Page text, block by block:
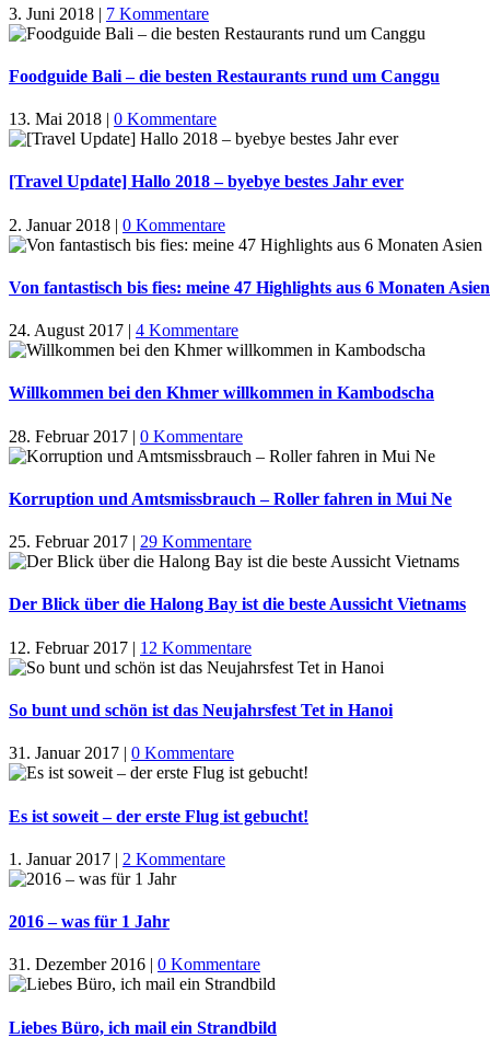
3. Juni 2018 | 7 Kommentare
Foodguide Bali – die besten Restaurants rund um Canggu
13. Mai 2018 | 0 Kommentare
[Travel Update] Hallo 2018 – byebye bestes Jahr ever
2. Januar 2018 | 0 Kommentare
Von fantastisch bis fies: meine 47 Highlights aus 6 Monaten Asien
24. August 2017 | 4 Kommentare
Willkommen bei den Khmer willkommen in Kambodscha
28. Februar 2017 | 0 Kommentare
Korruption und Amtsmissbrauch – Roller fahren in Mui Ne
25. Februar 2017 | 29 Kommentare
Der Blick über die Halong Bay ist die beste Aussicht Vietnams
12. Februar 2017 | 12 Kommentare
So bunt und schön ist das Neujahrsfest Tet in Hanoi
31. Januar 2017 | 0 Kommentare
Es ist soweit – der erste Flug ist gebucht!
1. Januar 2017 | 2 Kommentare
2016 – was für 1 Jahr
31. Dezember 2016 | 0 Kommentare
Liebes Büro, ich mail ein Strandbild